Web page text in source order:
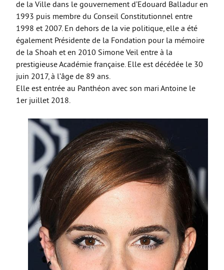
de la Ville dans le gouvernement d’Edouard Balladur en
1993 puis membre du Conseil Constitutionnel entre
1998 et 2007. En dehors de la vie politique, elle a été
également Présidente de la Fondation pour la mémoire
de la Shoah et en 2010 Simone Veil entre à la
prestigieuse Académie française. Elle est décédée le 30
juin 2017, à l’âge de 89 ans.
Elle est entrée au Panthéon avec son mari Antoine le
1er juillet 2018.